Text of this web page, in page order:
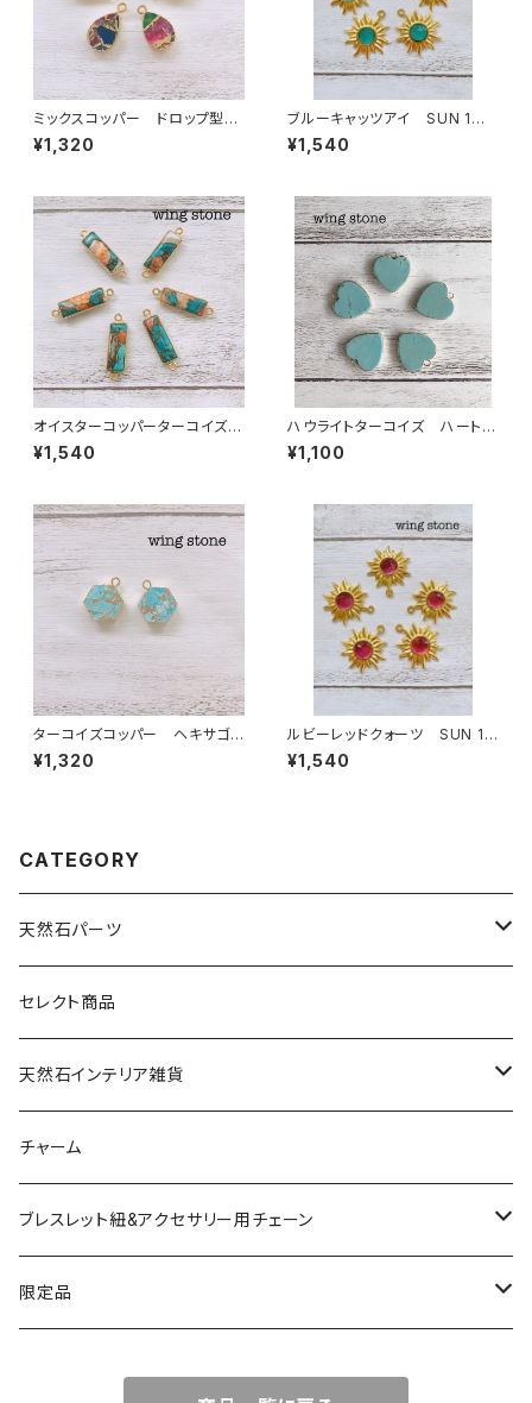
ミックスコッパー ドロップ型
1カン
¥1,320
ブルーキャッツアイ SUN 1カ
ン
¥1,540
オイスターコッパーターコイズ
2カン バータイプ
¥1,540
ハウライトターコイズ ハート形
（１カン）ゴールド
¥1,100
ターコイズコッパー ヘキサゴン
型 1カン
¥1,320
ルビーレッドクォーツ SUN 1カ
ン
¥1,540
CATEGORY
天然石パーツ
天然石
ドゥルージー
ソーラークォーツ
コッパー
アゲート
セレクト商品
天然石インテリア雑貨
天然石スライスコースター
天然石キャンドルホルダー
チャーム
ブレスレット紐&アクセサリー用チェーン
ネックレスチェーン
限定品